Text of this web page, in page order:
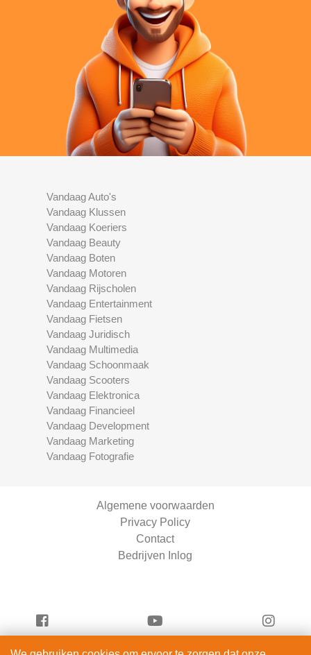
Vandaag Auto's
Vandaag Klussen
Vandaag Koeriers
Vandaag Beauty
Vandaag Boten
Vandaag Motoren
Vandaag Rijscholen
Vandaag Entertainment
Vandaag Fietsen
Vandaag Juridisch
Vandaag Multimedia
Vandaag Schoonmaak
Vandaag Scooters
Vandaag Elektronica
Vandaag Financieel
Vandaag Development
Vandaag Marketing
Vandaag Fotografie
Algemene voorwaarden
Privacy Policy
Contact
Bedrijven Inlog